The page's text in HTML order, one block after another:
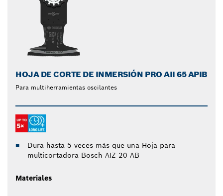
HOJA DE CORTE DE INMERSIÓN PRO AII 65 APIB
Para multiherramientas oscilantes
Dura hasta 5 veces más que una Hoja para
multicortadora Bosch AIZ 20 AB
Materiales